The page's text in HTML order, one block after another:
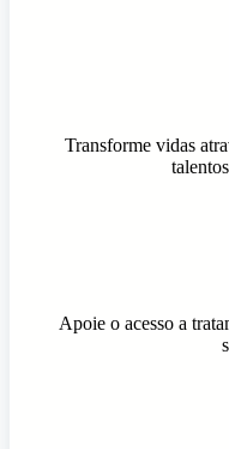
Transforme vidas
Apoie o acesso a